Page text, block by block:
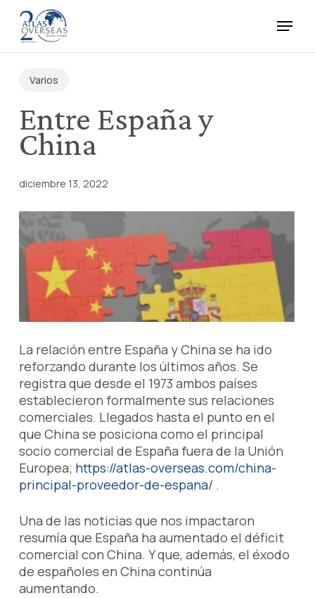
main
Menu
Varios
Entre España y
China
diciembre 13, 2022
La relación entre España y China se ha ido
reforzando durante los últimos años. Se
registra que desde el 1973 ambos países
establecieron formalmente sus relaciones
comerciales. Llegados hasta el punto en el
que China se posiciona como el principal
socio comercial de España fuera de la Unión
Europea; https://atlas-overseas.com/china-
principal-proveedor-de-espana/ .
Una de las noticias que nos impactaron
resumía que España ha aumentado el déficit
comercial con China. Y que, además, el éxodo
de españoles en China continúa
aumentando.